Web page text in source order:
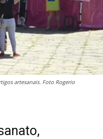
artesanais. Foto Rogerio